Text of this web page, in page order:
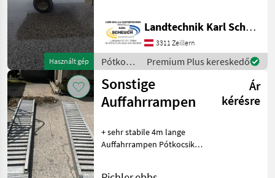
Használt gép
Landtechnik Karl Scheuch
3311 Zeillern
Pótkocsik
/
Sonstige
Premium Plus kereskedő
Sonstige
Auffahrrampen
Ár
kérésre
+ sehr stabile 4m lange
Auffahrrampen Pótkocsik